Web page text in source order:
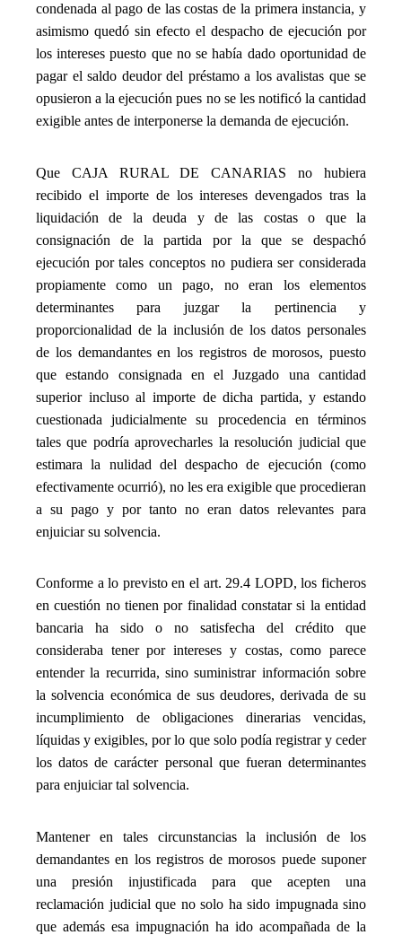
condenada al pago de las costas de la primera instancia, y
asimismo quedó sin efecto el despacho de ejecución por
los intereses puesto que no se había dado oportunidad de
pagar el saldo deudor del préstamo a los avalistas que se
opusieron a la ejecución pues no se les notificó la cantidad
exigible antes de interponerse la demanda de ejecución.
Que CAJA RURAL DE CANARIAS no hubiera
recibido el importe de los intereses devengados tras la
liquidación de la deuda y de las costas o que la
consignación de la partida por la que se despachó
ejecución por tales conceptos no pudiera ser considerada
propiamente como un pago, no eran los elementos
determinantes para juzgar la pertinencia y
proporcionalidad de la inclusión de los datos personales
de los demandantes en los registros de morosos, puesto
que estando consignada en el Juzgado una cantidad
superior incluso al importe de dicha partida, y estando
cuestionada judicialmente su procedencia en términos
tales que podría aprovecharles la resolución judicial que
estimara la nulidad del despacho de ejecución (como
efectivamente ocurrió), no les era exigible que procedieran
a su pago y por tanto no eran datos relevantes para
enjuiciar su solvencia.
Conforme a lo previsto en el art. 29.4 LOPD, los ficheros
en cuestión no tienen por finalidad constatar si la entidad
bancaria ha sido o no satisfecha del crédito que
consideraba tener por intereses y costas, como parece
entender la recurrida, sino suministrar información sobre
la solvencia económica de sus deudores, derivada de su
incumplimiento de obligaciones dinerarias vencidas,
líquidas y exigibles, por lo que solo podía registrar y ceder
los datos de carácter personal que fueran determinantes
para enjuiciar tal solvencia.
Mantener en tales circunstancias la inclusión de los
demandantes en los registros de morosos puede suponer
una presión injustificada para que acepten una
reclamación judicial que no solo ha sido impugnada sino
que además esa impugnación ha ido acompañada de la